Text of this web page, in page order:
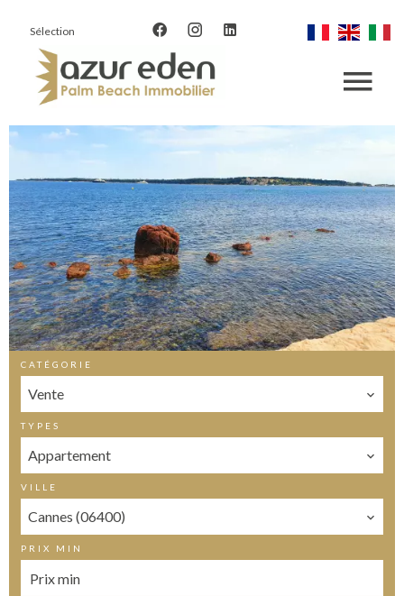
Sélection
CATÉGORIE
Vente
TYPES
Appartement
VILLE
Cannes (06400)
PRIX MIN